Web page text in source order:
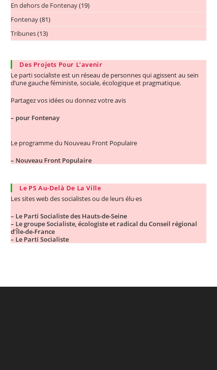
En dehors de Fontenay(19)
Fontenay(81)
Tribunes(13)
Des Projets Pour L’avenir
Le parti socialiste est un réseau de personnes qui agissent au sein
d’une gauche féministe, sociale, écologique et pragmatique.
Partagez vos idées ou donnez votre avis
– pour Fontenay
Le programme du Nouveau Front Populaire
– Nouveau Front Populaire
Le PS Au-Delà De La Ville
Les sites web des socialistes ou de leurs élu·es
– Le Parti Socialiste des Hauts-de-Seine
– Le groupe Socialiste, écologiste et radical du Conseil régional
d’Île-de-France
– Le Parti Socialiste